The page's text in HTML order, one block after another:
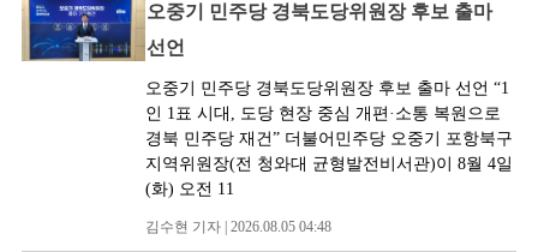
오중기 민주당 경북도당위원장 후보 출마
선언
오중기 민주당 경북도당위원장 후보 출마 선언 “1
인 1표 시대, 도당 현장 중심 개편·소통 복원으로
경북 민주당 재건” 더불어민주당 오중기 포항북구
지역위원장(전 청와대 균형발전비서관)이 8월 4일
(화) 오전 11
김수현 기자 | 2026.08.05 04:48